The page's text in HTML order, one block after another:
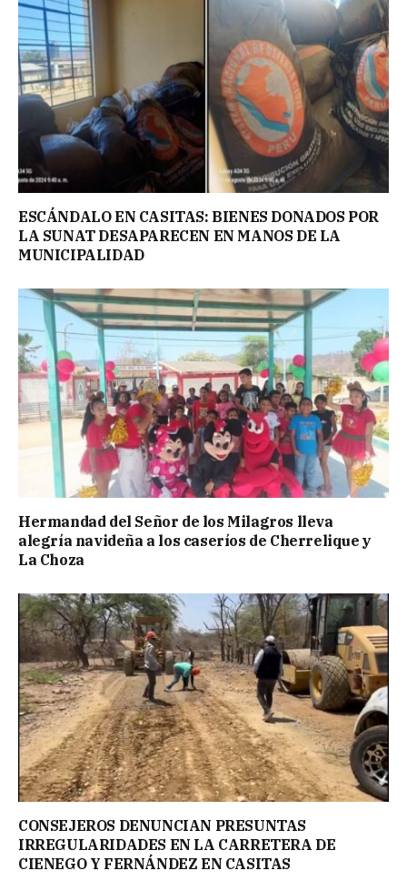
ESCÁNDALO EN CASITAS: BIENES DONADOS POR
LA SUNAT DESAPARECEN EN MANOS DE LA
MUNICIPALIDAD
Hermandad del Señor de los Milagros lleva
alegría navideña a los caseríos de Cherrelique y
La Choza
CONSEJEROS DENUNCIAN PRESUNTAS
IRREGULARIDADES EN LA CARRETERA DE
CIENEGO Y FERNÁNDEZ EN CASITAS